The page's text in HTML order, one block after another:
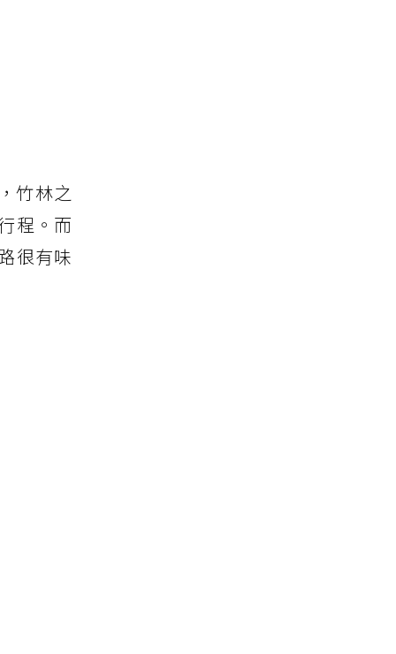
竹林之
程。而
很有味